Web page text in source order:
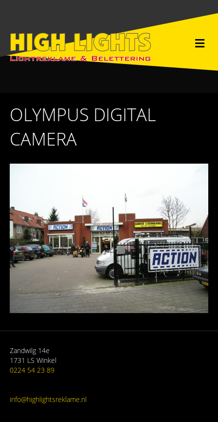
M
e
u
OLYMPUS DIGITAL
CAMERA
Zandwilg 14e
1731 LS Winkel
0224 54 23 89
info@highlightsreklame.nl